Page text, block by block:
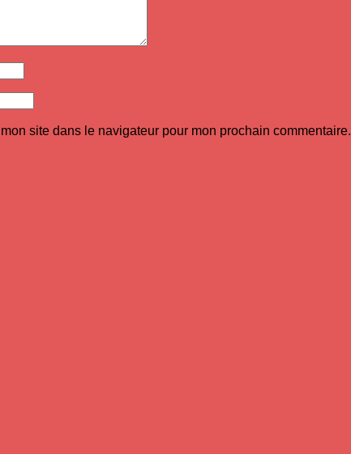
site dans le navigateur pour mon prochain commentaire.